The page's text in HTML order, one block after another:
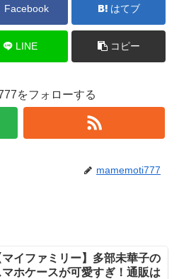
Facebook はてブ
LINE コピー
をフォローする
mamemoti777
マイファミリー】多部未華子の
マホケースが可愛すぎ！通販は